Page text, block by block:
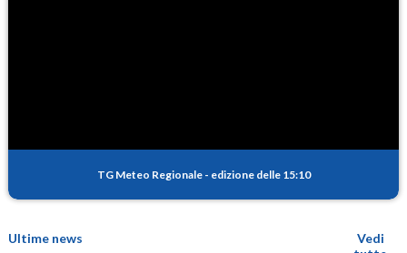
TG Meteo Regionale - edizione delle 15:10
Ultime news
Vedi